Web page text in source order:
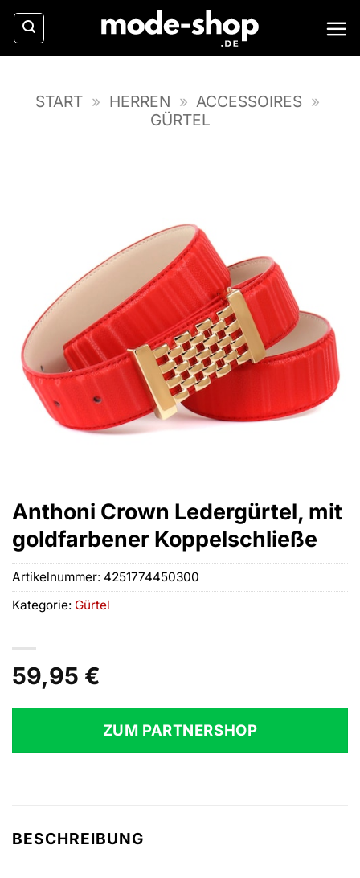
Zum
Inhalt
springen
START » HERREN » ACCESSOIRES »
GÜRTEL
Anthoni Crown Ledergürtel, mit
goldfarbener Koppelschließe
59,95 €
ZUM PARTNERSHOP
Artikelnummer: 4251774450300
Kategorie: Gürtel
BESCHREIBUNG